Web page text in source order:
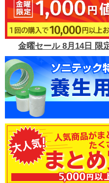
金曜セール 8月14日 限